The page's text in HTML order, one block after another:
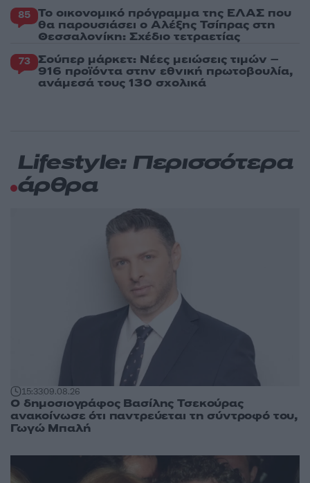
85 Το οικονομικό πρόγραμμα της ΕΛΑΣ που
θα παρουσιάσει ο Αλέξης Τσίπρας στη
Θεσσαλονίκη: Σχέδιο τετραετίας
73 Σούπερ μάρκετ: Νέες μειώσεις τιμών –
916 προϊόντα στην εθνική πρωτοβουλία,
ανάμεσά τους 130 σχολικά
Lifestyle: Περισσότερα
άρθρα
15:3309.08.26
Ο δημοσιογράφος Βασίλης Τσεκούρας
ανακοίνωσε ότι παντρεύεται τη σύντροφό του,
Γωγώ Μπαλή